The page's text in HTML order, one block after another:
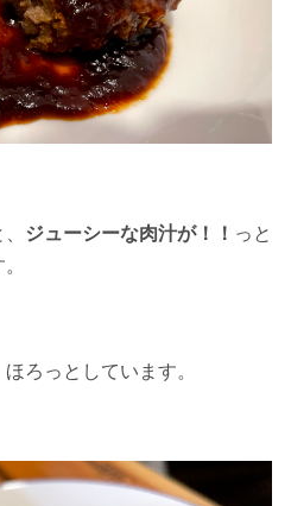
ジューシーな肉汁が！！ っと
ろっとしています。